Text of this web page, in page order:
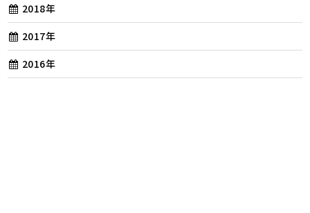
2018年
2017年
2016年